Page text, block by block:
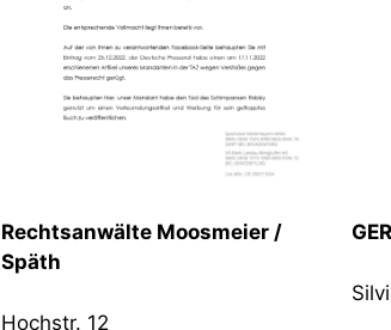
Rechtsanwälte Moosmeier /
Späth
Hochstr. 12